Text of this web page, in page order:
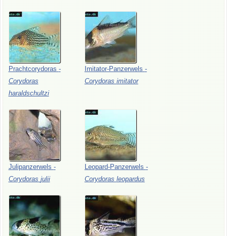
Prachtcorydoras -
Corydoras
haraldschultzi
Imitator-Panzerwels -
Corydoras imitator
Julipanzerwels -
Corydoras julii
Leopard-Panzerwels -
Corydoras leopardus